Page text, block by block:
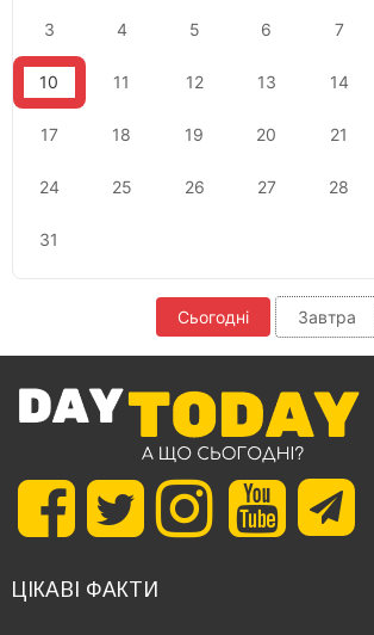
3 4 5 6 7
10 11 12 13 14
17 18 19 20 21
24 25 26 27 28
31
Сьогодні Завтра
ЦІКАВІ ФАКТИ